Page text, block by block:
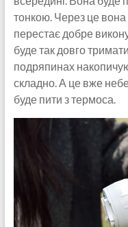
тонкою. Через це вона
перестає добре
буде так довго
подряпинах
складно. А це вже
буде пити з термоса.